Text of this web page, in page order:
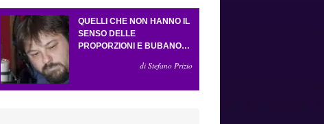
QUELLI CHE NON HANNO IL
SENSO DELLE
PROPORZIONI E BUBANO
di Stefano Prizio